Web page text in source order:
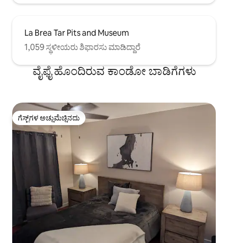
La Brea Tar Pits and Museum
1,059 ಸ್ಥಳೀಯರು ಶಿಫಾರಸು ಮಾಡಿದ್ದಾರೆ
ವೈಫೈ ಹೊಂದಿರುವ ಕಾಂಡೋ ಬಾಡಿಗೆಗಳು
ಗೆಸ್ಟ್‌ಗಳ ಅಚ್ಚುಮೆಚ್ಚಿನದು
ಗೆಸ್ಟ್‌ಗಳ ಅಚ್ಚುಮೆಚ್ಚಿನದು